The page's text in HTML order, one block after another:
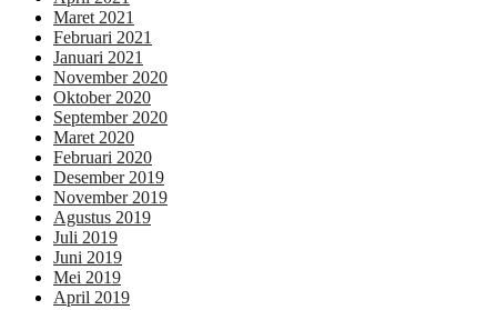
Maret 2021
Februari 2021
Januari 2021
November 2020
Oktober 2020
September 2020
Maret 2020
Februari 2020
Desember 2019
November 2019
Agustus 2019
Juli 2019
Juni 2019
Mei 2019
April 2019